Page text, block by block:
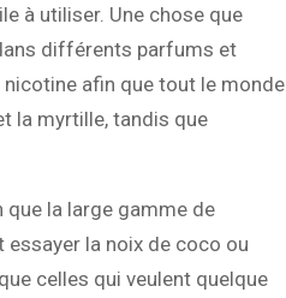
à utiliser. Une chose que
différents parfums et
afin que tout le monde
la myrtille, tandis que
que la large gamme de
essayer la noix de coco ou
celles qui veulent quelque